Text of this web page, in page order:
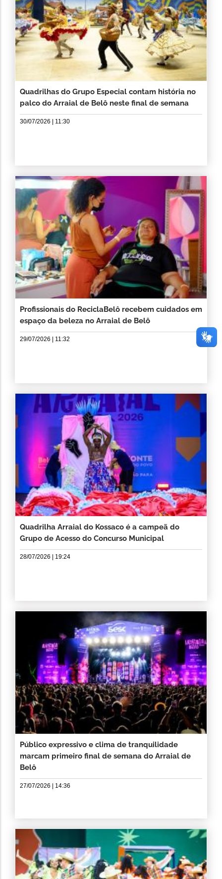
Quadrilhas do Grupo Especial contam história no
palco do Arraial de Belô neste final de semana
30/07/2026 | 11:30
Profissionais do ReciclaBelô recebem cuidados em
espaço da beleza no Arraial de Belô
29/07/2026 | 11:32
Quadrilha Arraial do Kossaco é a campeã do
Grupo de Acesso do Concurso Municipal
28/07/2026 | 19:24
Público expressivo e clima de tranquilidade
marcam primeiro final de semana do Arraial de
Belô
27/07/2026 | 14:36